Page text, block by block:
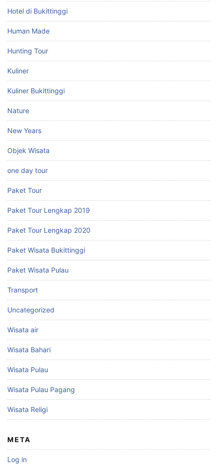
Hotel di Bukittinggi
Human Made
Hunting Tour
Kuliner
Kuliner Bukittinggi
Nature
New Years
Objek Wisata
one day tour
Paket Tour
Paket Tour Lengkap 2019
Paket Tour Lengkap 2020
Paket Wisata Bukittinggi
Paket Wisata Pulau
Transport
Uncategorized
Wisata air
Wisata Bahari
Wisata Pulau
Wisata Pulau Pagang
Wisata Religi
META
Log in